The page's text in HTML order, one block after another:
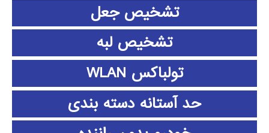
تشخیص جعل
تشخیص لبه
تولباکس WLAN
حد آستانه دسته بندی